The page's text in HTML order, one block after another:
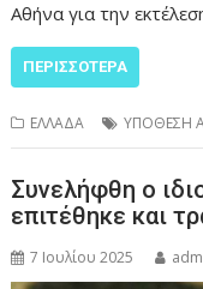
Αθήνα για την
ΠΕΡΙΣΣΌΤΕΡΑ
ΕΛΛΑΔΑ ΥΠΟΘΕΣΗ
Συνελήφθη ο
επιτέθηκε και
7 Ιουλίου 2025